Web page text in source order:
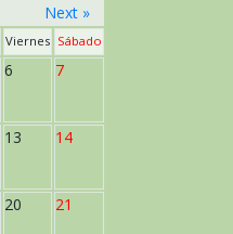
Next »
Viernes Sábado
6 7
13 14
20 21